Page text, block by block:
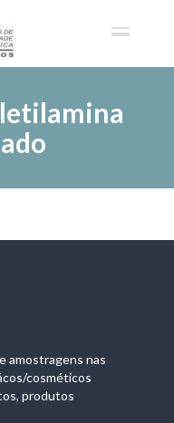
amostragens nas
cosméticos
produtos